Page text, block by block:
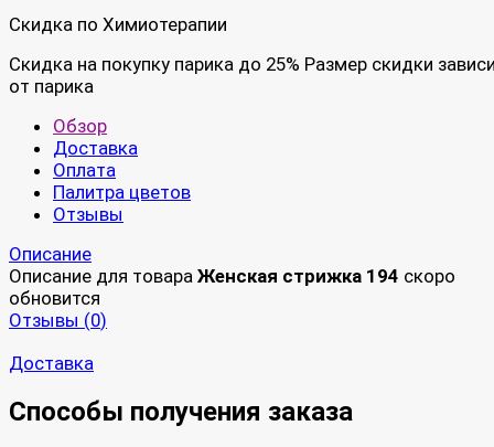
Скидка по Химиотерапии
Скидка на покупку парика до 25% Размер скидки
от парика
Обзор
Доставка
Оплата
Палитра цветов
Отзывы
Описание
Описание для товара Женская стрижка 194 скоро
обновится
Отзывы (0)
Доставка
Способы получения заказа